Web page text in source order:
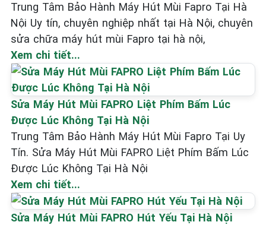
Trung Tâm Bảo Hành Máy Hút Mùi Fapro Tại Hà
Nội Uy tín, chuyên nghiệp nhất tại Hà Nội, chuyên
sửa chữa máy hút mùi Fapro tại hà nội,
Xem chi tiết...
Sửa Máy Hút Mùi FAPRO Liệt Phím Bấm Lúc
Được Lúc Không Tại Hà Nội
Trung Tâm Bảo Hành Máy Hút Mùi Fapro Tại Uy
Tín. Sửa Máy Hút Mùi FAPRO Liệt Phím Bấm Lúc
Được Lúc Không Tại Hà Nội
Xem chi tiết...
Sửa Máy Hút Mùi FAPRO Hút Yếu Tại Hà Nội